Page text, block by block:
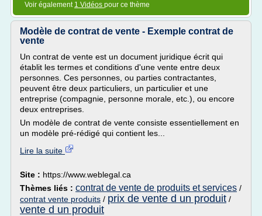
Voir également 1 Vidéos pour ce thème
Modèle de contrat de vente - Exemple contrat de
vente
Un contrat de vente est un document juridique écrit qui
établit les termes et conditions d'une vente entre deux
personnes. Ces personnes, ou parties contractantes,
peuvent être deux particuliers, un particulier et une
entreprise (compagnie, personne morale, etc.), ou encore
deux entreprises.
Un modèle de contrat de vente consiste essentiellement en
un modèle pré-rédigé qui contient les...
Lire la suite
Site : https://www.weblegal.ca
Thèmes liés : contrat de vente de produits et services /
contrat vente produits / prix de vente d un produit /
vente d un produit